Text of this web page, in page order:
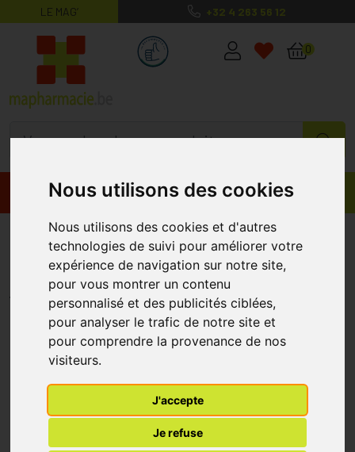
Nous utilisons des cookies
Nous utilisons des cookies et d'autres
technologies de suivi pour améliorer votre
expérience de navigation sur notre site,
pour vous montrer un contenu
personnalisé et des publicités ciblées,
pour analyser le trafic de notre site et
pour comprendre la provenance de nos
visiteurs.
J'accepte
Je refuse
LE MAG’ +32 4 263 56 12
MaPharmacie.be ma santé, mes
0
Promos Produits
Botalux 140 Bas De Genou Ch T2
1 Paire